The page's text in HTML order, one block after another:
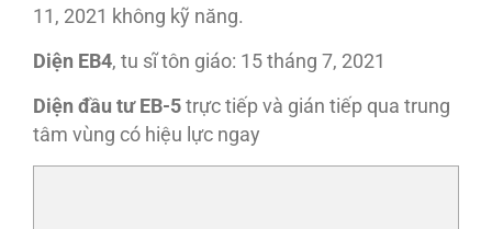
11, 2021 không kỹ năng.
Diện EB4, tu sĩ tôn giáo: 15 tháng 7, 2021
Diện đầu tư EB-5 trực tiếp và gián tiếp qua trung
tâm vùng có hiệu lực ngay